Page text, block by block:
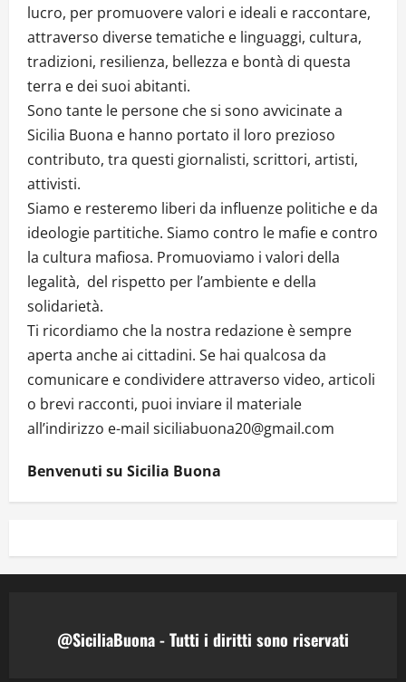
lucro, per promuovere valori e ideali e raccontare,
attraverso diverse tematiche e linguaggi, cultura,
tradizioni, resilienza, bellezza e bontà di questa
terra e dei suoi abitanti.
Sono tante le persone che si sono avvicinate a
Sicilia Buona e hanno portato il loro prezioso
contributo, tra questi giornalisti, scrittori, artisti,
attivisti.
Siamo e resteremo liberi da influenze politiche e da
ideologie partitiche. Siamo contro le mafie e contro
la cultura mafiosa. Promuoviamo i valori della
legalità, del rispetto per l’ambiente e della
solidarietà.
Ti ricordiamo che la nostra redazione è sempre
aperta anche ai cittadini. Se hai qualcosa da
comunicare e condividere attraverso video, articoli
o brevi racconti, puoi inviare il materiale
all’indirizzo e-mail siciliabuona20@gmail.com
Benvenuti su Sicilia Buona
@SiciliaBuona - Tutti i diritti sono riservati